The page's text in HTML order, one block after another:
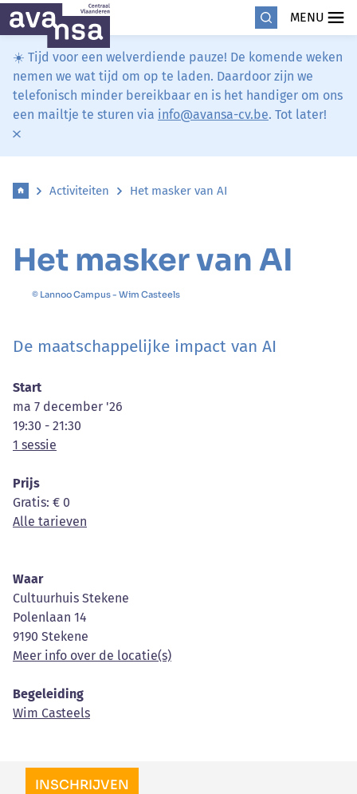
MENU
☀️ Tijd voor een welverdiende pauze! De komende weken
nemen we wat tijd om op te laden. Daardoor zijn we
telefonisch minder bereikbaar en is het handiger om ons
een mailtje te sturen via info@avansa-cv.be. Tot later!
Activiteiten Het masker van AI
Het masker van AI
© Lannoo Campus - Wim Casteels
De maatschappelijke impact van AI
Start
ma 7 december '26
19:30 - 21:30
1 sessie
Prijs
Gratis: € 0
Alle tarieven
Waar
Cultuurhuis Stekene
Polenlaan 14
9190 Stekene
Meer info over de locatie(s)
Begeleiding
Wim Casteels
INSCHRIJVEN